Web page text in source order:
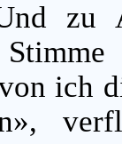
zu
ich